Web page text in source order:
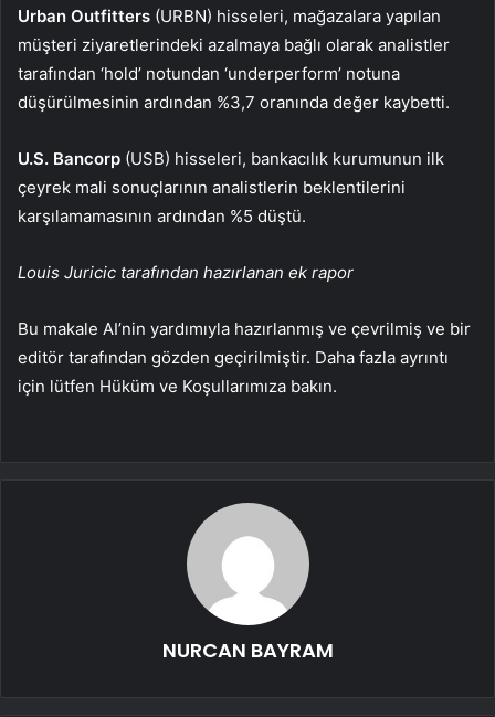
Urban Outfitters (URBN) hisseleri, mağazalara yapılan
müşteri ziyaretlerindeki azalmaya bağlı olarak analistler
tarafından ‘hold’ notundan ‘underperform’ notuna
düşürülmesinin ardından %3,7 oranında değer kaybetti.
U.S. Bancorp (USB) hisseleri, bankacılık kurumunun ilk
çeyrek mali sonuçlarının analistlerin beklentilerini
karşılamamasının ardından %5 düştü.
Louis Juricic tarafından hazırlanan ek rapor
Bu makale AI’nin yardımıyla hazırlanmış ve çevrilmiş ve bir
editör tarafından gözden geçirilmiştir. Daha fazla ayrıntı
için lütfen Hüküm ve Koşullarımıza bakın.
NURCAN BAYRAM